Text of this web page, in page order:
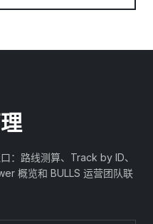
：路线测算、Track by ID、
概览和 BULLS 运营团队联